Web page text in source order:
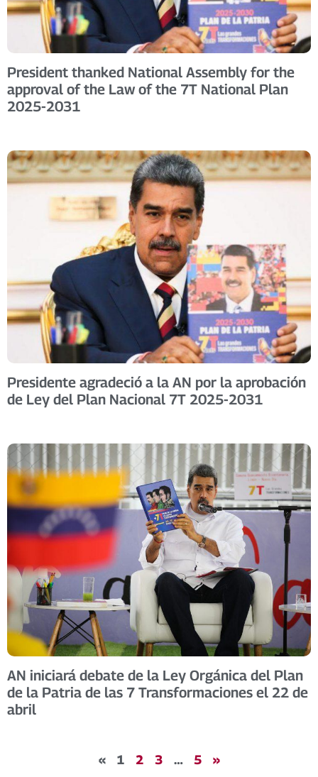
President thanked National Assembly for the
approval of the Law of the 7T National Plan
2025-2031
Presidente agradeció a la AN por la aprobación
de Ley del Plan Nacional 7T 2025-2031
AN iniciará debate de la Ley Orgánica del Plan
de la Patria de las 7 Transformaciones el 22 de
abril
« 1 2 3 … 5 »